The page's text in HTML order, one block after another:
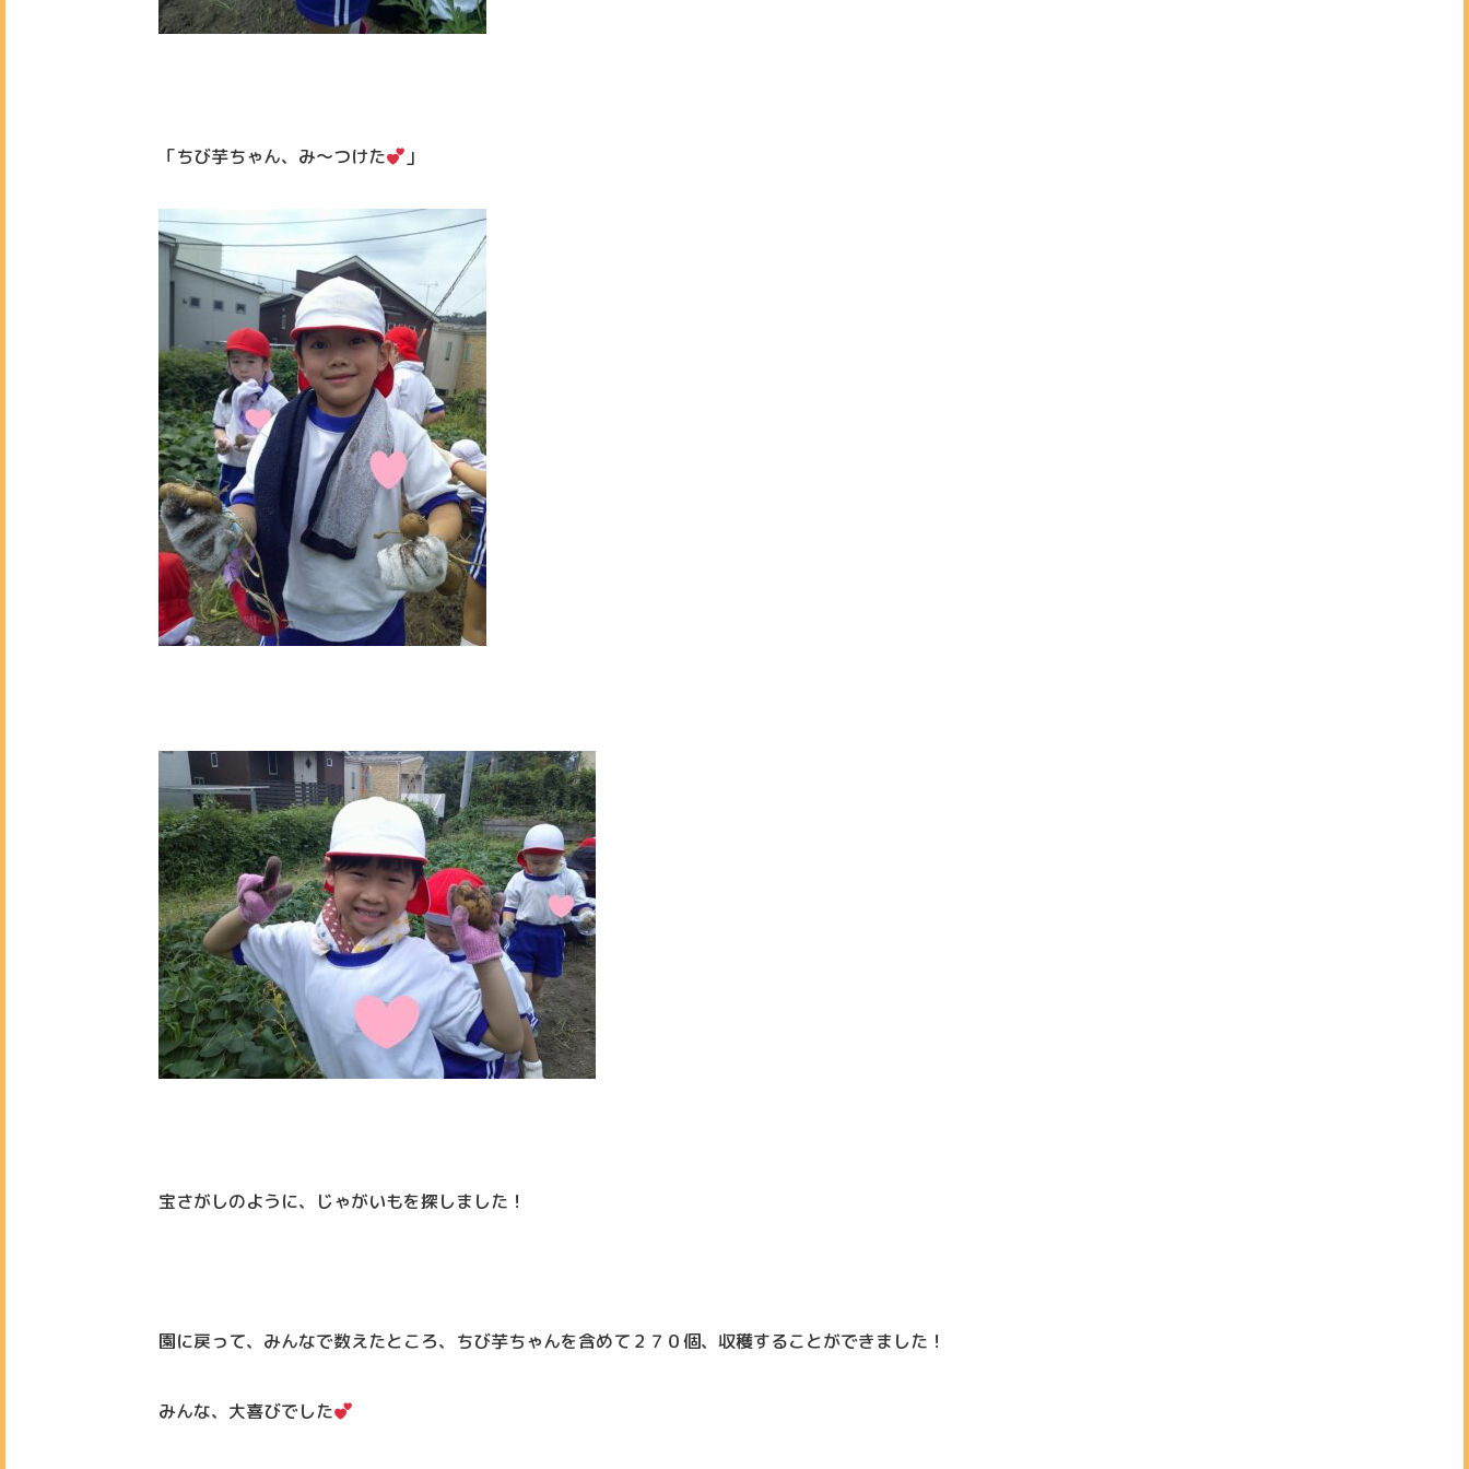
「ちび芋ちゃん、み～つけた 」
宝さがしのように、じゃがいもを探しました！
園に戻って、みんなで数えたところ、ちび芋ちゃんを含めて２７０個、収穫することができました！
みんな、大喜びでした